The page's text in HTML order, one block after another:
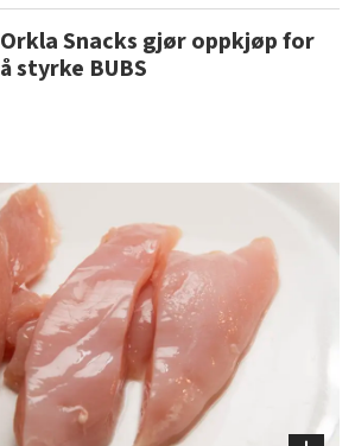
Orkla Snacks gjør oppkjøp for
å styrke BUBS